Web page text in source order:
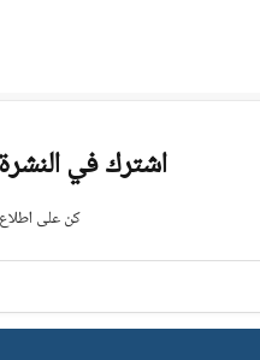
اشترك في
كن على اطلاع